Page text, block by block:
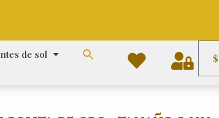
de sol $